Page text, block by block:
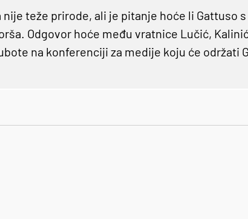
teže prirode, ali je pitanje hoće li Gattuso
Odgovor hoće među vratnice Lučić,
na konferenciji za medije koju će održati